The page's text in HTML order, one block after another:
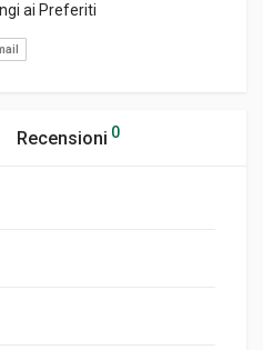
ai Preferiti
Recensioni 0